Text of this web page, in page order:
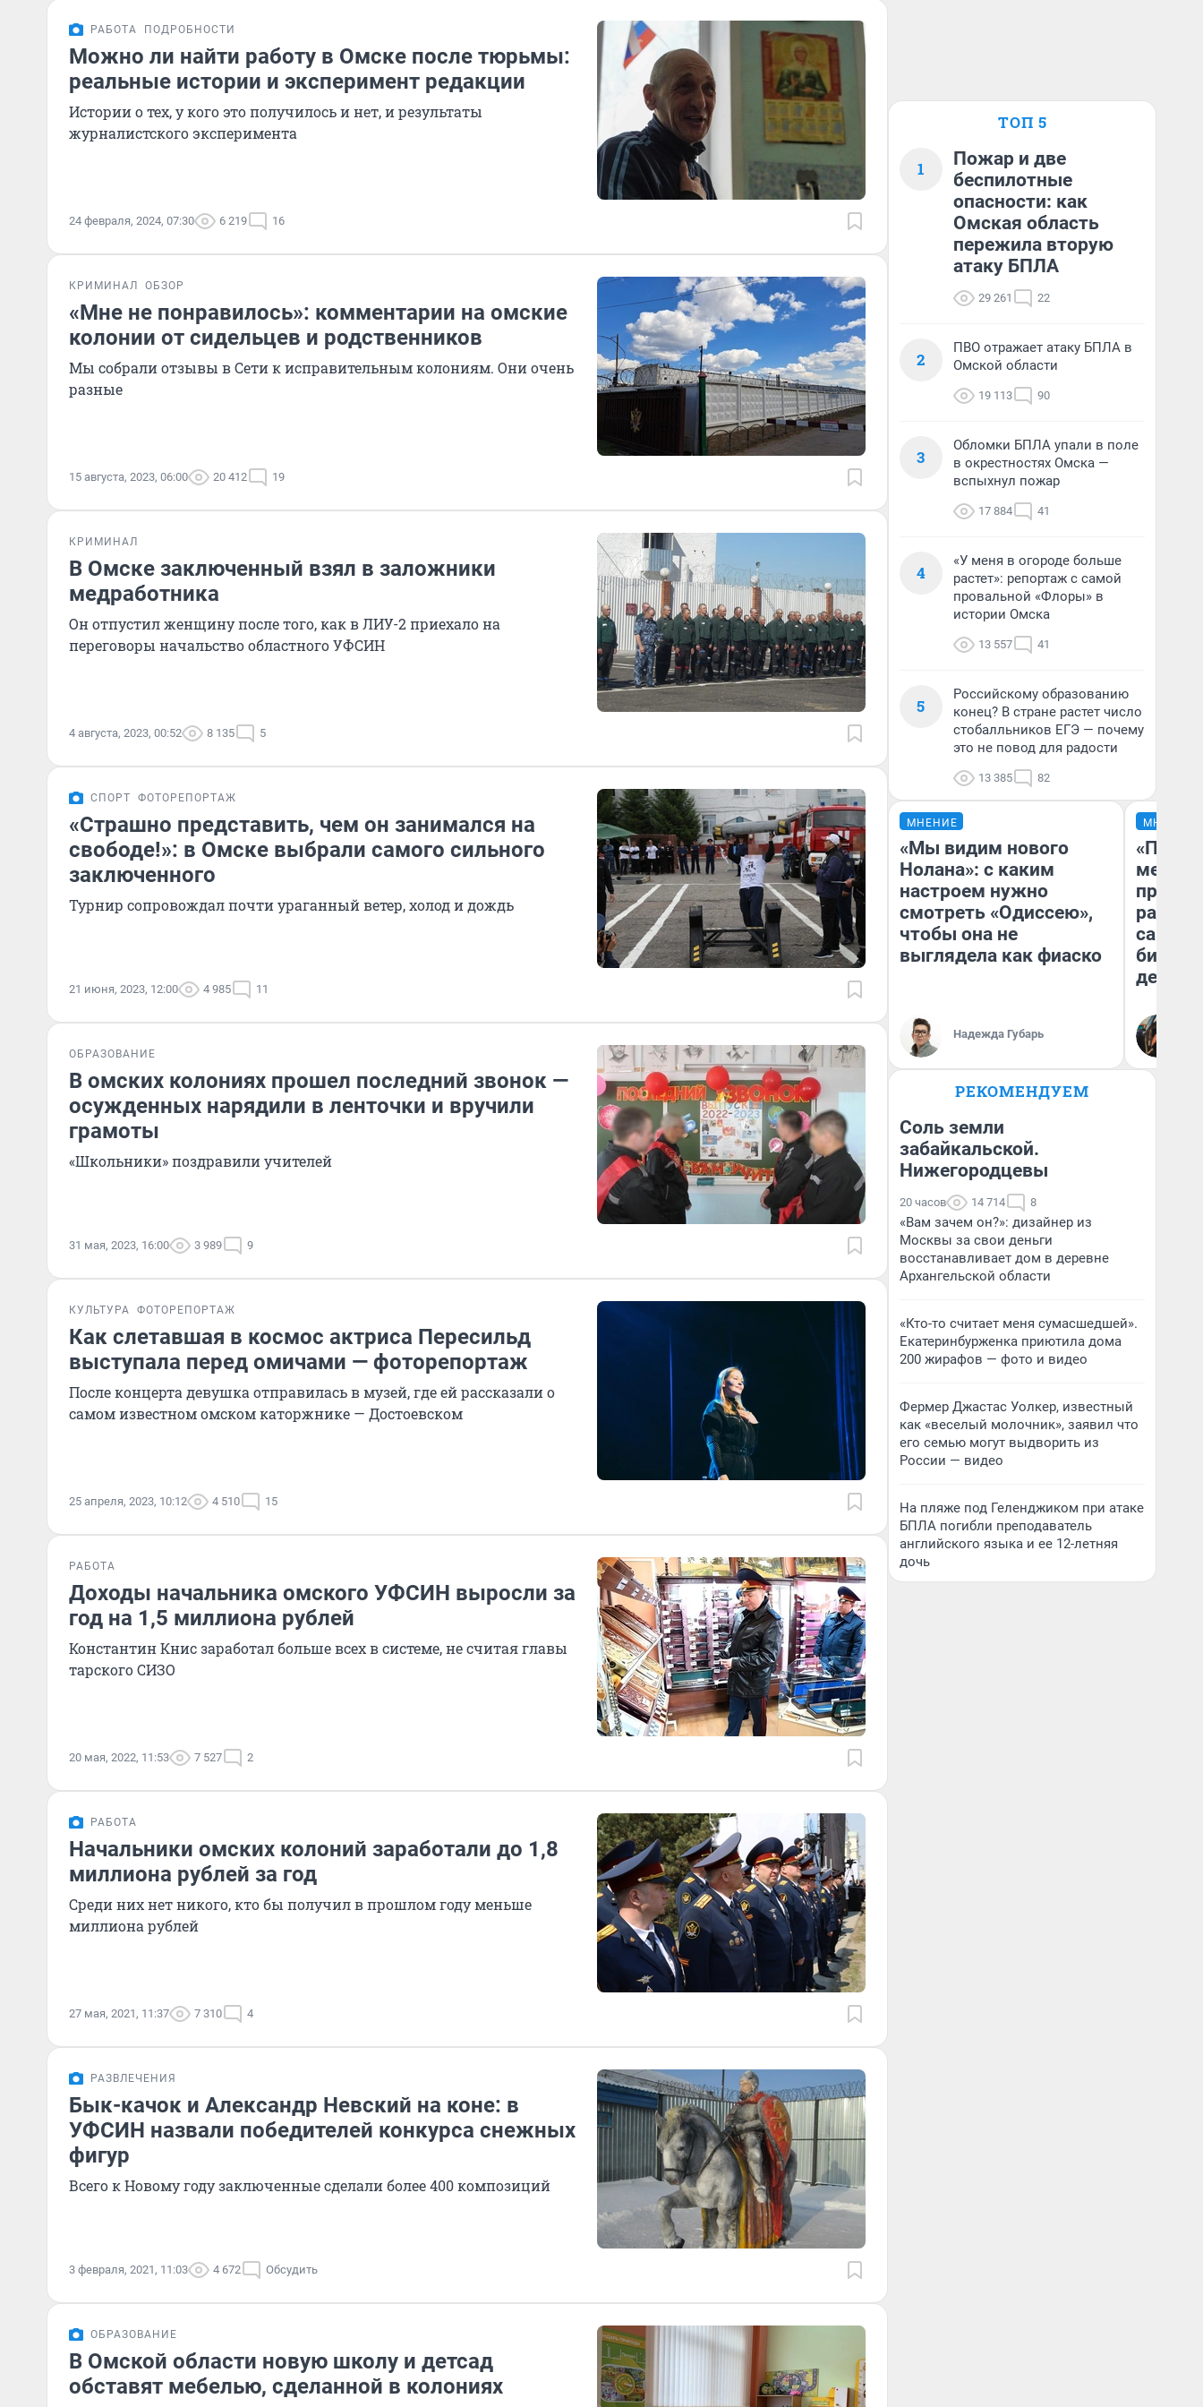
РАБОТА ПОДРОБНОСТИ
Можно ли найти работу в Омске после тюрьмы:
реальные истории и эксперимент редакции
Истории о тех, у кого это получилось и нет, и результаты
журналистского эксперимента
24 февраля, 2024, 07:30 6 219 16
КРИМИНАЛ ОБЗОР
«Мне не понравилось»: комментарии на омские
колонии от сидельцев и родственников
Мы собрали отзывы в Сети к исправительным колониям. Они очень
разные
15 августа, 2023, 06:00 20 412 19
КРИМИНАЛ
В Омске заключенный взял в заложники
медработника
Он отпустил женщину после того, как в ЛИУ-2 приехало на
переговоры начальство областного УФСИН
4 августа, 2023, 00:52 8 135 5
СПОРТ ФОТОРЕПОРТАЖ
«Страшно представить, чем он занимался на
свободе!»: в Омске выбрали самого сильного
заключенного
Турнир сопровождал почти ураганный ветер, холод и дождь
21 июня, 2023, 12:00 4 985 11
ОБРАЗОВАНИЕ
В омских колониях прошел последний звонок —
осужденных нарядили в ленточки и вручили
грамоты
«Школьники» поздравили учителей
31 мая, 2023, 16:00 3 989 9
КУЛЬТУРА ФОТОРЕПОРТАЖ
Как слетавшая в космос актриса Пересильд
выступала перед омичами — фоторепортаж
После концерта девушка отправилась в музей, где ей рассказали о
самом известном омском каторжнике — Достоевском
25 апреля, 2023, 10:12 4 510 15
РАБОТА
Доходы начальника омского УФСИН выросли за
год на 1,5 миллиона рублей
Константин Книс заработал больше всех в системе, не считая главы
тарского СИЗО
20 мая, 2022, 11:53 7 527 2
РАБОТА
Начальники омских колоний заработали до 1,8
миллиона рублей за год
Среди них нет никого, кто бы получил в прошлом году меньше
миллиона рублей
27 мая, 2021, 11:37 7 310 4
РАЗВЛЕЧЕНИЯ
Бык-качок и Александр Невский на коне: в
УФСИН назвали победителей конкурса снежных
фигур
Всего к Новому году заключенные сделали более 400 композиций
3 февраля, 2021, 11:03 4 672 Обсудить
ОБРАЗОВАНИЕ
В Омской области новую школу и детсад
обставят мебелью, сделанной в колониях
ТОП 5
1
Пожар и две
беспилотные
опасности: как
Омская область
пережила вторую
атаку БПЛА
29 261 22
2
ПВО отражает атаку БПЛА в
Омской области
19 113 90
3
Обломки БПЛА упали в поле
в окрестностях Омска —
вспыхнул пожар
17 884 41
4
«У меня в огороде больше
растет»: репортаж с самой
провальной «Флоры» в
истории Омска
13 557 41
5
Российскому образованию
конец? В стране растет число
стобалльников ЕГЭ — почему
это не повод для радости
13 385 82
МНЕНИЕ
«Мы видим нового
Нолана»: с каким
настроем нужно
смотреть «Одиссею»,
чтобы она не
выглядела как фиаско
Надежда Губарь
МНЕНИЕ
самом
РЕКОМЕНДУЕМ
Соль земли
забайкальской.
Нижегородцевы
20 часов 14 714 8
«Вам зачем он?»: дизайнер из
Москвы за свои деньги
восстанавливает дом в деревне
Архангельской области
«Кто-то считает меня сумасшедшей».
Екатеринбурженка приютила дома
200 жирафов — фото и видео
Фермер Джастас Уолкер, известный
как «веселый молочник», заявил что
его семью могут выдворить из
России — видео
На пляже под Геленджиком при атаке
БПЛА погибли преподаватель
английского языка и ее 12-летняя
дочь